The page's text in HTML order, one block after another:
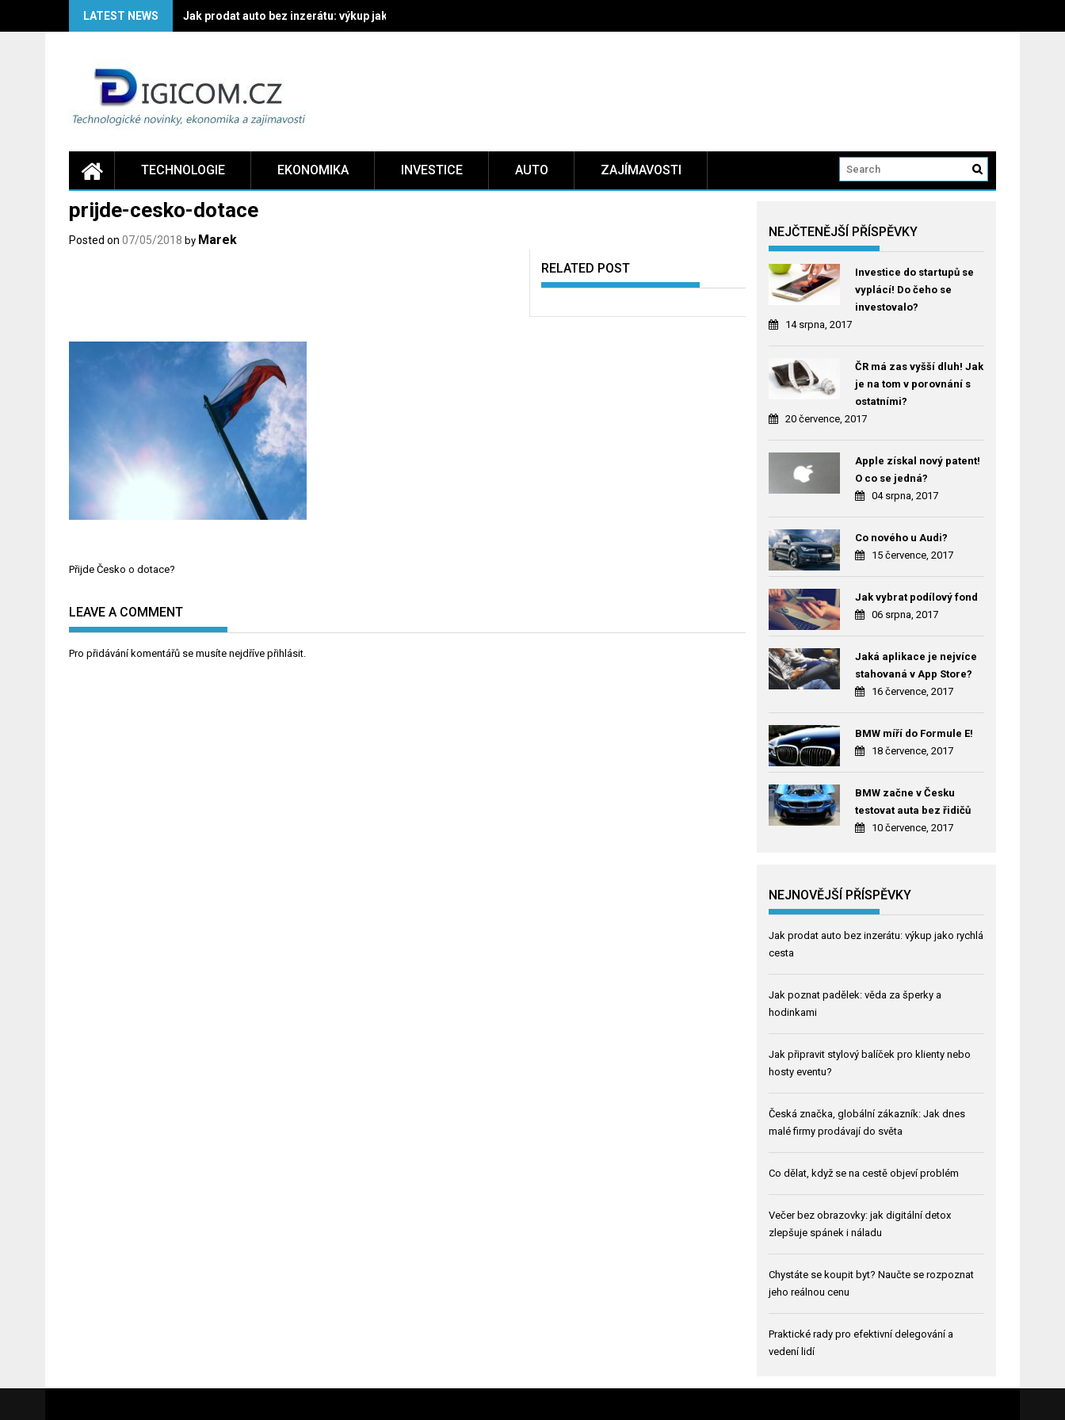
LATEST NEWS Jak prodat auto bez inzerátu: výkup jako rychlá cesta
TECHNOLOGIE EKONOMIKA INVESTICE AUTO ZAJÍMAVOSTI
prijde-cesko-dotace
Posted on 07/05/2018 by Marek
RELATED POST
Navigace
příspěvek
Přijde Česko o dotace?
LEAVE A COMMENT
Pro přidávání komentářů se musíte nejdříve přihlásit.
NEJČTENĚJŠÍ PŘÍSPĚVKY
Investice do startupů se
vyplácí! Do čeho se
investovalo?
14 srpna, 2017
ČR má zas vyšší dluh! Jak
je na tom v porovnání s
ostatními?
20 července, 2017
Apple získal nový patent!
O co se jedná?
04 srpna, 2017
Co nového u Audi?
15 července, 2017
Jak vybrat podílový fond
06 srpna, 2017
Jaká aplikace je nejvíce
stahovaná v App Store?
16 července, 2017
BMW míří do Formule E!
18 července, 2017
BMW začne v Česku
testovat auta bez řidičů
10 července, 2017
NEJNOVĚJŠÍ PŘÍSPĚVKY
Jak prodat auto bez inzerátu: výkup jako rychlá
cesta
Jak poznat padělek: věda za šperky a
hodinkami
Jak připravit stylový balíček pro klienty nebo
hosty eventu?
Česká značka, globální zákazník: Jak dnes
malé firmy prodávají do světa
Co dělat, když se na cestě objeví problém
Večer bez obrazovky: jak digitální detox
zlepšuje spánek i náladu
Chystáte se koupit byt? Naučte se rozpoznat
jeho reálnou cenu
Praktické rady pro efektivní delegování a
vedení lidí